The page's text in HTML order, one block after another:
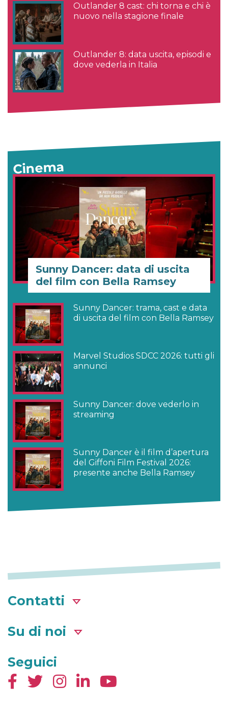
Outlander 8 cast: chi torna e chi è
nuovo nella stagione finale
Outlander 8: data uscita, episodi e
dove vederla in Italia
Cinema
Sunny Dancer: data di uscita
del film con Bella Ramsey
Sunny Dancer: trama, cast e data
di uscita del film con Bella Ramsey
Marvel Studios SDCC 2026: tutti gli
annunci
Sunny Dancer: dove vederlo in
streaming
Sunny Dancer è il film d’apertura
del Giffoni Film Festival 2026:
presente anche Bella Ramsey
Contatti
Su di noi
Seguici